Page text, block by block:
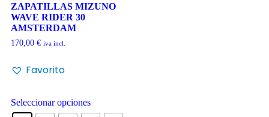
ZAPATILLAS MIZUNO
WAVE RIDER 30
AMSTERDAM
170,00 € iva incl.
Favorito
Seleccionar opciones